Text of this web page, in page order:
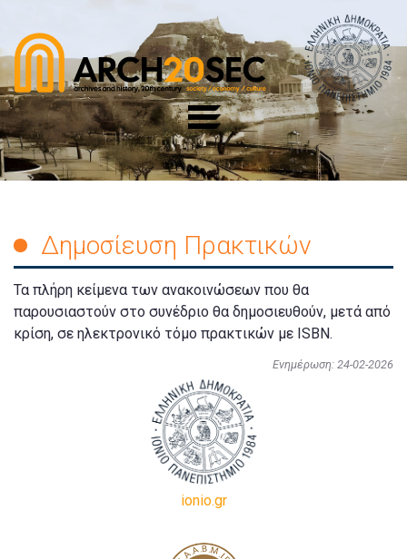
Δημοσίευση Πρακτικών
Τα πλήρη κείμενα των ανακοινώσεων που θα
παρουσιαστούν στο συνέδριο θα δημοσιευθούν, μετά από
κρίση, σε ηλεκτρονικό τόμο πρακτικών με ISBN.
Ενημέρωση: 24-02-2026
ionio.gr